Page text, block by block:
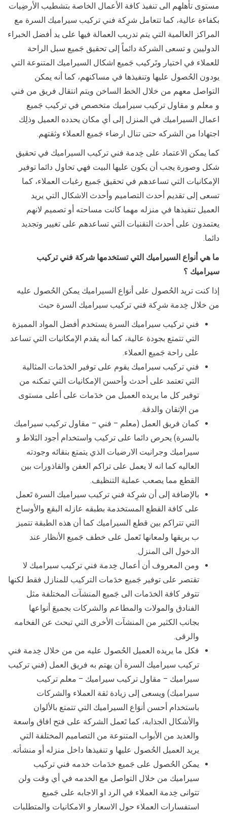
مستوى تأهلهم الى تنفيذ كافة الأعمال الخاصة بتشطيب الأرضِيات
بكفاءة عالية، كما تتعامل شرِكة فني تركيب سيراميك السرة مع
المراكز العالمية التي يتم تدريب العمالة فيها على يد أفضل الخبراء
الدوليين و تسعى الشركة دائماً إلى تحقيق جَميع سبل الراحة
للعملاء في اختيار وتَركيب جَميع اشكال السيراميك المتنوعة التي
يودون الحُصول عليها وتنفيذها في مساكنهم، كما أنه يمكن
التواصل معهم من خلال الخط الساخن ويتم انتقال فريق من فني
و معلم و مقاول تركيب سيراميك متخصص في تركيب جَميع
اعمال السيراميك في المنزل إلى أي مكان يحدده العميل وذلِك
اجتهادا من الشركه حتى تنال ارضاء جَميع العملاء وثقتهم.
كما يمكن الاعتماد على خِدمة فني تركيب السيراميك في تحقيق
شكل وصورة يجب أن يكون عليها البيت فهي تحاول دائما توفير
الإمكانيات التي تساعدهم في تحقيق جَميع رغبات العملاء، كما
تسعى إلى تقديم أحدث التصاميم وأحدث الاشكال التي يريد
العميل تنفيذها في منزله مهما كانت مساحته أو تصميم لانهم
يعتمدون على أحدث التقنيات التي تساعدهم على تغيير وتجديد
دائما.
ما هي أنواع السيراميك التي تستخدمها شركة فني تركيب
سيراميك ؟
إذا كنت تريد الحُصول على أنوَاع السيراميك يمكن الحُصول عليه
من خلال خِدمة شرِكة فني تركيب سيراميك السرة حيث
فني تركيب سيراميك السرة يستخدم أفضل المواد المميزة
التي تتمتع بجودة عالية، كما أنه يقدم الإمكانيات التي تساعد
على راحة جَميع العملاء.
فني تركيب سيراميك يقوم على توفير الخدَمات المثالية
التي تعتمد على أحدث وأحسن الإمكانيات التي تمكنه من
توفير كل ما يريده العميل من خدَمات على أعلى مستوى
من الإتقان والدقة.
كمان فريق العمل (معلم – فني – مقاول تركيب سيراميك
بالسرة) يحرص دائما على تركيب واستخدام أجود البَلاط و
سيراميك وجرانيت الارضيات الذي يتمتع بنقائه وجودته
العاليه كما انه لا يعمل على تراكم العفن والقاذورات بين
القطع مما يصعب عملية التنظيف.
بالإضافة إلى أن شرِكة فني تركيب سيراميك السرة تَعمل
على كافة القطع المستخدمة بطبقه عازله البقع والأوساخ
التي تتراكم بين قطع السيراميك كما أن هذه الطبقة تتميز
ب بريقها ولمعانها تَعمل على خطف جَميع الأنظار عند
الدخول الى المنزل.
ومن المعروف أن أعمال خِدمة فني تركيب سيراميك لا
تقتصر على توفير جَميع خدَمات التركيب للمنازل فقط لكنها
تتوفر كافة الخدَمات الى جَميع المنشآت المختلفة مثل
الفنادق والمولات والمطاعم والشركات بجميعَ أنواعها
بجانب الكثير من المنشآت الأخرى التي تبحث عن الفخامه
والرقى.
فكل ما يريده العميل الحُصول عليه من من خلال خِدمة فني
تركيب سيراميك السرة أن يهتم به فريق العمل (فني تركيب
سيراميك – مقاول تركيب سيراميك – معلم تركيب
سيراميك) ويسعى إلى زيادة ثقة العملاء والشركات
باستخدام أحسن أنوَاع السيراميك التي تتمتع بالألوان
والأشكال الجذابة، كما تَعمل الشركة على فتح افاق واسعة
والعديد من الأبواب المتنوعة من التصاميم المختلفة التي
يريد العميل الحُصول عليها و تنفيذها داخل منزله أو منشأته.
يمكن الحُصول على جَميع خدَمات خدمه فني تركيب
سيراميك من خلال التواصل مع الخدمه في أي وقت ولن
تتوانى خِدمة العملاء في الرد او الاجابه على جَميع
استفسارات العملاء حول الاسعار و الامكانيات والمتطلبات